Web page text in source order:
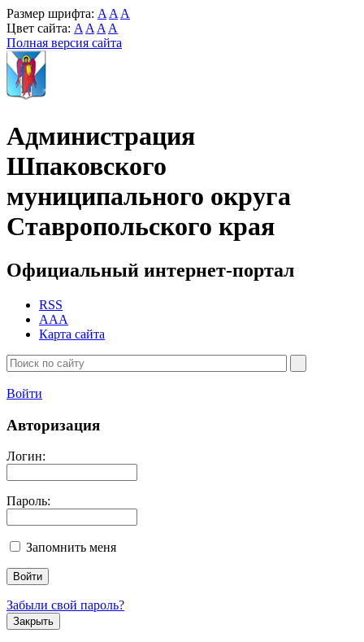
Размер шрифта: A A A
Цвет сайта: A A A A
Полная версия сайта
Администрация
Шпаковского
муниципального округа
Ставропольского края
Официальный интернет-портал
RSS
AAA
Карта сайта
Войти
Авторизация
Логин:
Пароль:
Запомнить меня
Забыли свой пароль?
Закрыть